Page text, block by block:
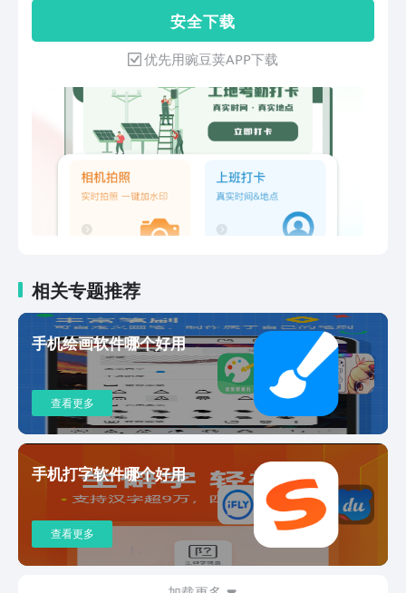
工友和班组长可以方便地进行各种类型的
打卡和考勤管理，从而使工程项目管理更
为高效。核心功能：【真实且不可篡改的
水印】集成了经纬度、时间、地点、海
拔、天气、位置、手机号、IMEI等多种
水印元素。这些元素确保考勤信息的真实
性和可靠性，完全符合工程项目管理的严
格要求。【多场景、多类型的打卡水印】
中、后状态的施工记录水印。提供了工程
项目巡检水印、站岗执勤水印、物业检查
水印等，全面满足不同工作场景的水印需
目和工友的考勤工时。支持包工、点工、
小时工、短工和工量的一键记录，是一款
包括记工本、记工表、记工天、记工时、
记加班等多种功能的考勤相机软件。【考
勤表生成与分享】可统计并生成每个工
人、每个项目的考勤汇总表。一键生成并
分享考勤表，方便核对工时和管理。为什
么选择考勤表？如果您是工程项目管理人
员、班组长或工友，小鱼考勤表提供了一
站式的考勤和工程管理解决方案。从真实
且不可篡改的水印到一键记工功能，再到
便捷的考勤表生成与分享，这款软件让您
的工程管理和考勤管理轻松而高效。
安 全 下 载
优先用豌豆荚APP下载
相关专题推荐
手机绘画软件哪个好用
查看更多
手机打字软件哪个好用
查看更多